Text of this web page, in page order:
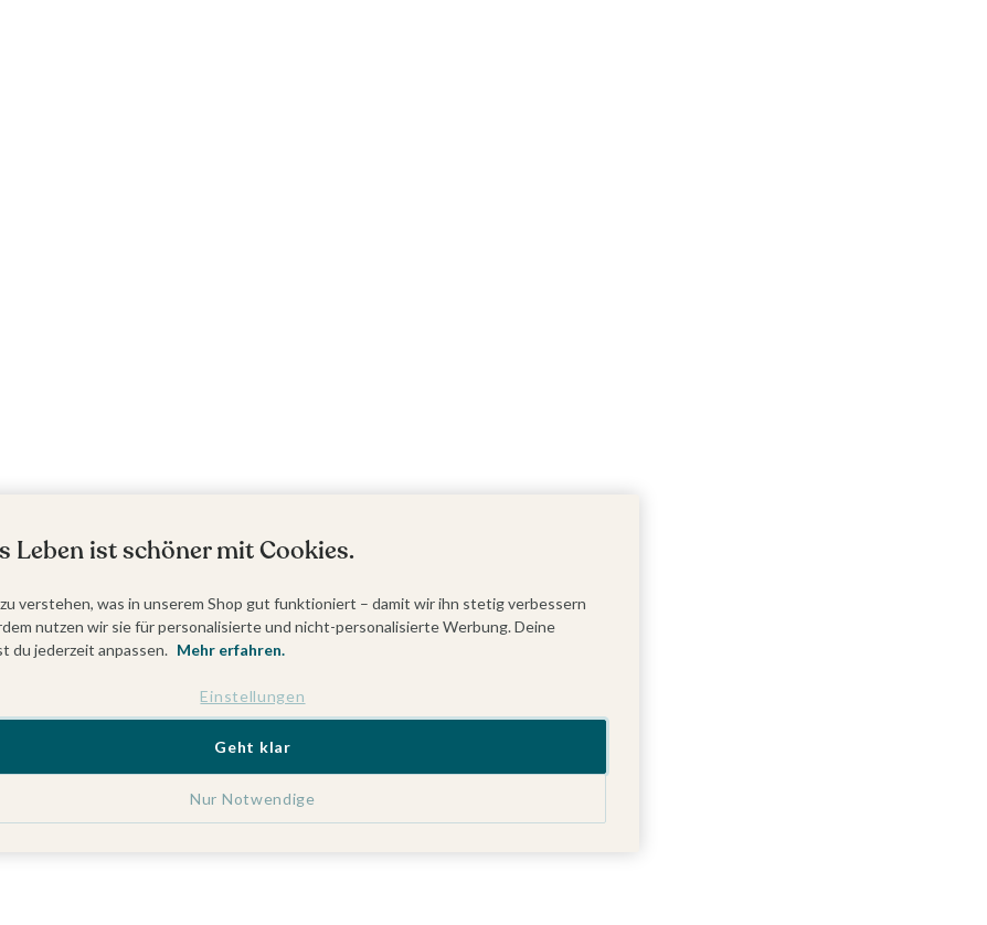
Leben ist schöner mit Cookies.
verstehen, was in unserem Shop gut funktioniert – damit wir ihn stetig verbessern
nutzen wir sie für personalisierte und nicht-personalisierte Werbung. Deine
du jederzeit anpassen. Mehr erfahren.
Einstellungen
Nur Notwendige
Geht klar